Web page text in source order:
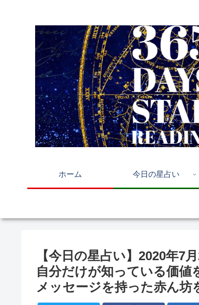
ホーム 今日の星占い
【今日の星占い】2020年7
自分だけが知っている価
メッセージを持った赤ん